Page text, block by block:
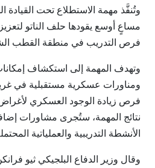
وتُنفَّذ مهمة الاستطلاع تحت القيادة
مساعٍ أوسع يقودها حلف الناتو
فرص التدريب في منطقة القطب
وتهدف المهمة إلى استكشاف
ومناورات عسكرية مستقبلية في
فرص زيادة الوجود العسكري لأغراض
نتائج المهمة، ستُجرى مشاورات
الأنشطة التدريبية والعملياتية
وقال وزير الدفاع البلجيكي ثيو